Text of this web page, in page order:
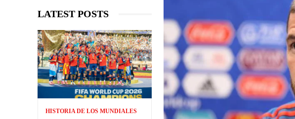
LATEST POSTS
HISTORIA DE LOS MUNDIALES